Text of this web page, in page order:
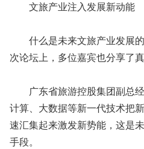
文旅产业注入发展新动能
什么是未来文旅产业发展的
次论坛上，多位嘉宾也分享了真
广东省旅游控股集团副总经
计算、大数据等新一代技术把
速汇集起来激发新势能，这是
手段。